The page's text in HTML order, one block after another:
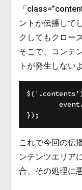
「
ントが伝播して
クしてもクロー
そこで、コンテ
トが発生しない
これで今回の伝
ンテンツエリア
合、その処理に